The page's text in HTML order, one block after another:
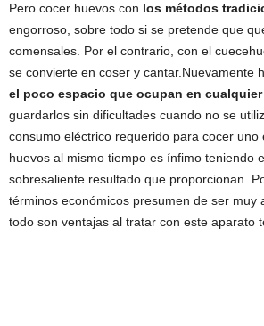
Pero cocer huevos con los métodos
engorroso, sobre todo si se pretende que
comensales. Por el contrario, con el
se convierte en coser y cantar.Nuevamente
el poco espacio que ocupan en
guardarlos sin dificultades cuando no se
consumo eléctrico requerido para cocer uno
huevos al mismo tiempo es ínfimo teniendo
sobresaliente resultado que proporcionan.
términos económicos presumen de ser muy
todo son ventajas al tratar con este aparato